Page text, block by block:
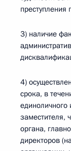
преступления
3) наличие
4)
срока, в
единоличного
заместителя,
органа,
директоров